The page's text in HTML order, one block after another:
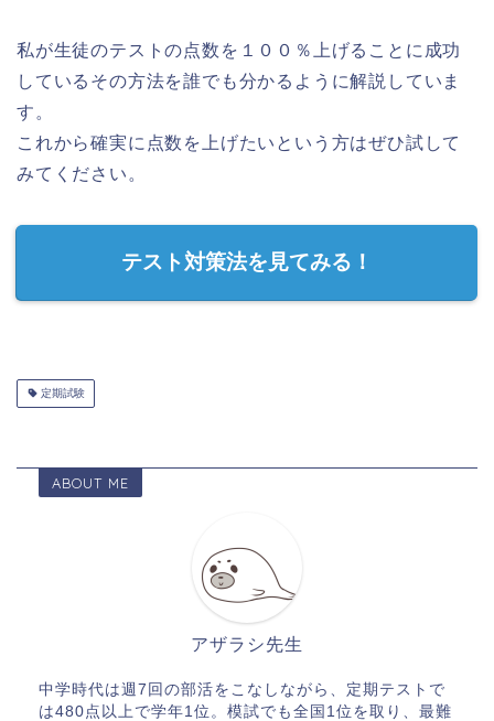
私が生徒のテストの点数を１００％上げることに成功
しているその方法を誰でも分かるように解説していま
す。
これから確実に点数を上げたいという方はぜひ試して
みてください。
テスト対策法を見てみる！
定期試験
ABOUT ME
アザラシ先生
中学時代は週7回の部活をこなしながら、定期テストで
は480点以上で学年1位。模試でも全国1位を取り、最難